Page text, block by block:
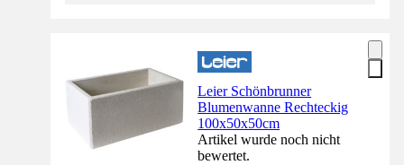
Leier Schönbrunner
Blumenwanne Rechteckig
100x50x50cm
Artikel wurde noch nicht
bewertet.